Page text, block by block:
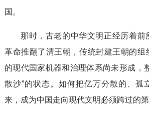
国。
那时，古老的中华文明正经历着前
革命推翻了清王朝，传统封建王朝的组
的现代国家机器和治理体系尚未形成，
散沙”的状态。如何把亿万分散的、孤
来，成为中国走向现代文明必须跨过的第